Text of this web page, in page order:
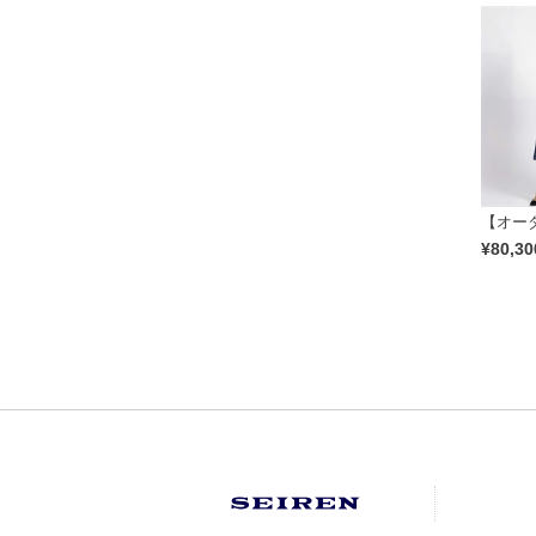
【オ